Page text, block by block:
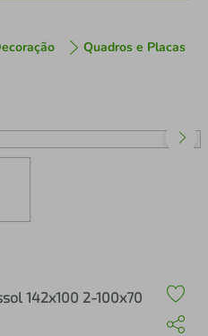
Quadros e Placas
142x100 2-100x70